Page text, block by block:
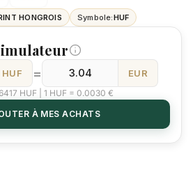
HONGROIS Symbole:HUF
HUF = EUR
HUF | 1 HUF = 0.0030 €
À MES ACHATS